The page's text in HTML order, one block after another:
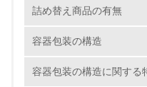
9. <L1>
10. <L2>
詰め替え商品の有無
容器包装の構造
容器包装の構造に関する